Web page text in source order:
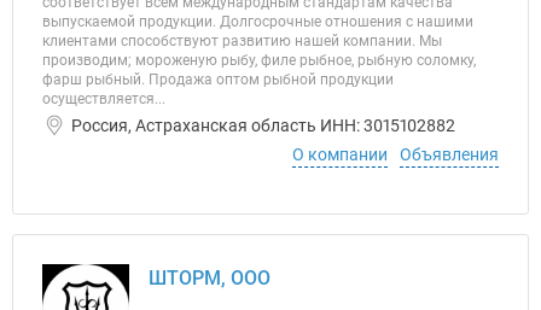
выпускаемой продукции. Долгосрочные отношения с нашими
клиентами способствуют развитию нашей компании. Мы
производим; мороженую рыбу, филе рыбное, рыбную соломку,
фарш рыбный. Продажа оптом рыбной продукции
осуществляется...
Россия, Астраханская область ИНН: 3015102882
О компании
Объявления
ШТОРМ, ООО